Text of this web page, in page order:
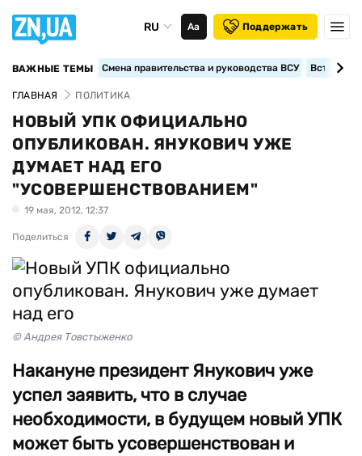
RU Аа Поддержать
ВАЖНЫЕ ТЕМЫ Смена правительства и руководства ВСУ
ГЛАВНАЯ ПОЛИТИКА
НОВЫЙ УПК ОФИЦИАЛЬНО
ОПУБЛИКОВАН. ЯНУКОВИЧ УЖЕ
ДУМАЕТ НАД ЕГО
"УСОВЕРШЕНСТВОВАНИЕМ"
19 мая, 2012, 12:37
Поделиться
© Андрея Товстыженко
Накануне президент Янукович уже
успел заявить, что в случае
необходимости, в будущем новый УПК
может быть усовершенствован и